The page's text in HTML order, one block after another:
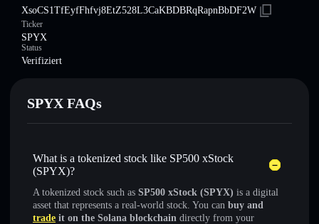
XsoCS1TfEyfFhfvj8EtZ528L3CaKBDBRqRapnBbDF2W
Ticker
SPYX
Status
Verifiziert
SPYX FAQs
What is a tokenized stock like SP500 xStock
(SPYX)?
A tokenized stock such as SP500 xStock (SPYX) is a digital
asset that represents a real-world stock. You can buy and
trade it on the Solana blockchain directly from your